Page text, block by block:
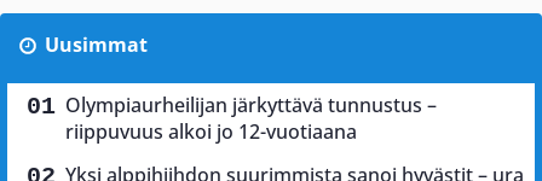
Uusimmat
Olympiaurheilijan järkyttävä tunnustus –
riippuvuus alkoi jo 12-vuotiaana
Yksi alppihiihdon suurimmista sanoi hyvästit – ura